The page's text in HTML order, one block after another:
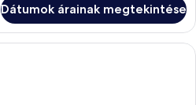
Dátumok árainak megtekintése
Egy modern hálószoba, ahonnan a